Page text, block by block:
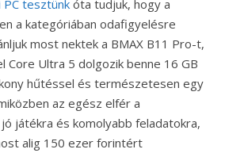
PC tesztünk óta tudjuk, hogy a
a kategóriában odafigyelésre
most nektek a BMAX B11 Pro-t,
Core Ultra 5 dolgozik benne 16 GB
hűtéssel és természetesen egy
az egész elfér a
játékra és komolyabb feladatokra,
alig 150 ezer forintért